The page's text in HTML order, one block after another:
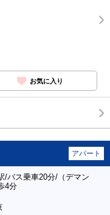
お気に入り
アパート
/バス乗車20分/（デマン
4分